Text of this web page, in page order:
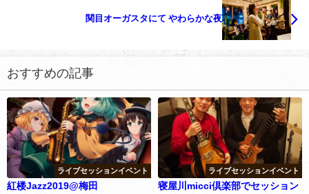
関目オーガスタにて やわらかな夜
おすすめの記事
ライブセッションイベント
紅楼Jazz2019@梅田
ライブセッションイベント
寝屋川micci倶楽部でセッション